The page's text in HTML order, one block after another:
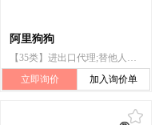
阿里狗狗
【35类】进出口代理;替他人推销;替他人采购(替其他企业购买商品或服务)
立即询价
加入询价单